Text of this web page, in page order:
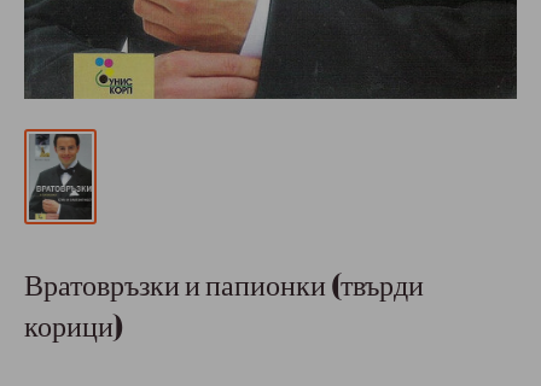
Вратовръзки и папионки (твърди
корици)